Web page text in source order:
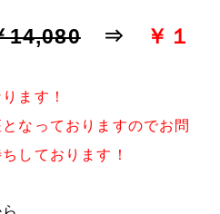
14,080⇒
￥１
ます！
なっておりますのでお問
しております！